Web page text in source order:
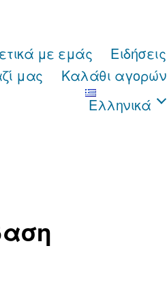
με εμάς
Ειδήσεις
μας
Καλάθι αγορών
Ελληνικά